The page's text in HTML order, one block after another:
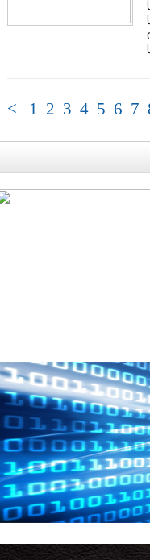
< 1 2 3 4 5 6 7